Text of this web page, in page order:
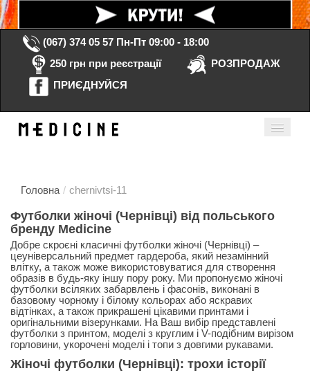
(067) 374 05 57 Пн-Пт 09:00 - 18:00
250 грн при реєстрації
РОЗПРОДАЖ
ПРИЄДНУЙСЯ
Головна
Каталог
Контакти
Головна / chernivtsi-11
Футболки жіночі (Чернівці) від польського
бренду Medicine
Добре скроєні класичні футболки жіночі (Чернівці) –
цеуніверсальний предмет гардероба, який незамінний
влітку, а також може використовуватися для створення
образів в будь-яку іншу пору року. Ми пропонуємо жіночі
футболки всіляких забарвлень і фасонів, виконані в
базовому чорному і білому кольорах або яскравих
відтінках, а також прикрашені цікавими принтами і
оригінальними візерунками. На Ваш вибір представлені
футболки з принтом, моделі з круглим і V-подібним вирізом
горловини, укорочені моделі і топи з довгими рукавами.
Жіночі футболки (Чернівці): трохи історії